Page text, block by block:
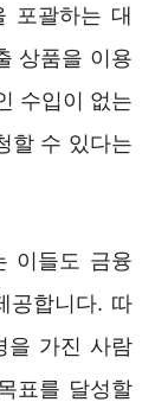
포괄하는 대
상품을 이용
수입이 없는
할 수 있다는
이들도 금융
공합니다. 따
을 가진 사람
표를 달성할